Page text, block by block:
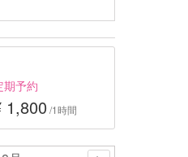
期予約
1,800 /1時間